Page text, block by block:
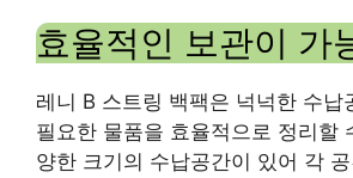
효율적인 보관이 가
레니 B 스트링 백팩은 넉넉한 수납
필요한 물품을 효율적으로 정리할
양한 크기의 수납공간이 있어 각